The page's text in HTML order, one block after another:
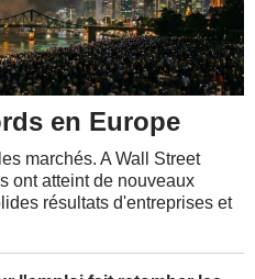
en Europe
marchés. A Wall Street
ont atteint de nouveaux
résultats d'entreprises et